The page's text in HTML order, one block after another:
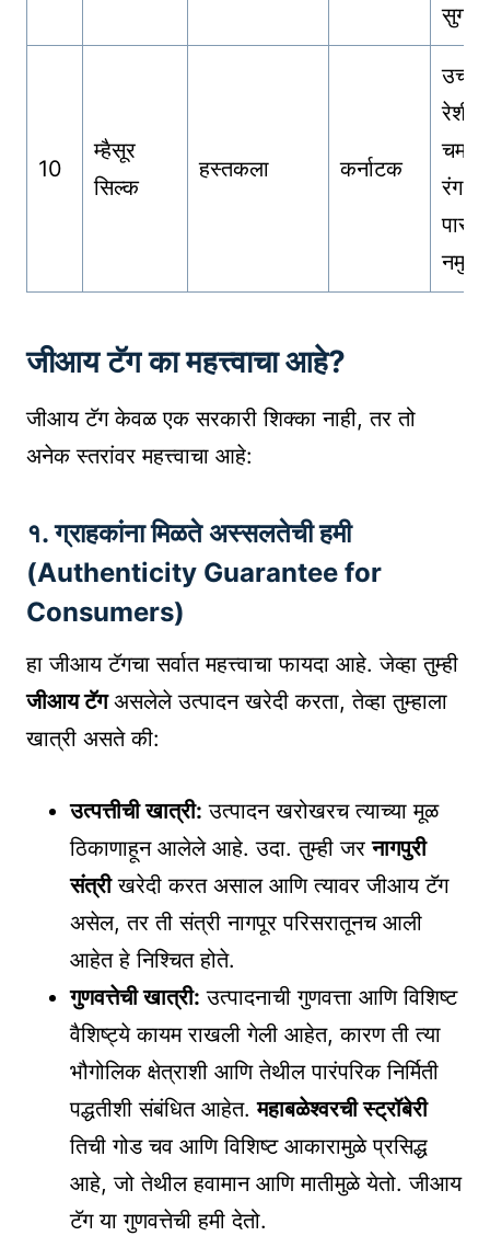
सुगंध
10
म्हैसूर
सिल्क
हस्तकला कर्नाटक
उच्च
रेशीम,
रंग,
नमुने
जीआय टॅग का महत्त्वाचा आहे?
जीआय टॅग केवळ एक सरकारी शिक्का नाही, तर तो
अनेक स्तरांवर महत्त्वाचा आहे:
१. ग्राहकांना मिळते अस्सलतेची हमी
(Authenticity Guarantee for
Consumers)
हा जीआय टॅगचा सर्वात महत्त्वाचा फायदा आहे. जेव्हा तुम्ही
जीआय टॅगअसलेले उत्पादन खरेदी करता, तेव्हा तुम्हाला
खात्री असते की:
उत्पत्तीची खात्री: उत्पादन खरोखरच त्याच्या मूळ
ठिकाणाहून आलेले आहे. उदा. तुम्ही जरनागपुरी
संत्रीखरेदी करत असाल आणि त्यावर जीआय टॅग
असेल, तर ती संत्री नागपूर परिसरातूनच आली
आहेत हे निश्चित होते.
गुणवत्तेची खात्री: उत्पादनाची गुणवत्ता आणि विशिष्ट
वैशिष्ट्ये कायम राखली गेली आहेत, कारण ती त्या
भौगोलिक क्षेत्राशी आणि तेथील पारंपरिक निर्मिती
पद्धतीशी संबंधित आहेत.महाबळेश्वरची स्ट्रॉबेरी
तिची गोड चव आणि विशिष्ट आकारामुळे प्रसिद्ध
आहे, जो तेथील हवामान आणि मातीमुळे येतो. जीआय
टॅग या गुणवत्तेची हमी देतो.